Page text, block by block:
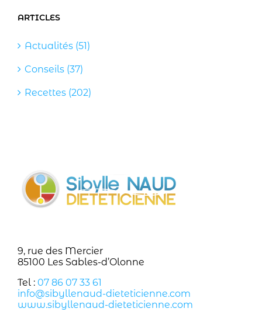
ARTICLES
Actualités (51)
Conseils (37)
Recettes (202)
9, rue des Mercier
85100 Les Sables-d’Olonne
Tel : 07 86 07 33 61
info@sibyllenaud-dieteticienne.com
www.sibyllenaud-dieteticienne.com